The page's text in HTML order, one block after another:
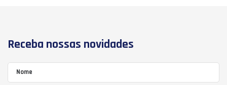
Receba nossas novidades